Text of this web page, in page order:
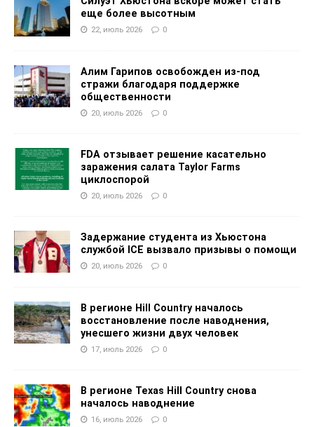
еще более высотным
22, июль 2026 0
Алим Гарипов освобожден из-под
стражи благодаря поддержке
общественности
20, июль 2026 0
FDA отзывает решение касательно
заражения салата Taylor Farms
циклоспорой
20, июль 2026 0
Задержание студента из Хьюстона
службой ICE вызвало призывы о помощи
20, июль 2026 0
В регионе Hill Country началось
восстановление после наводнения,
унесшего жизни двух человек
17, июль 2026 0
В регионе Texas Hill Country снова
началось наводнение
16, июль 2026 0